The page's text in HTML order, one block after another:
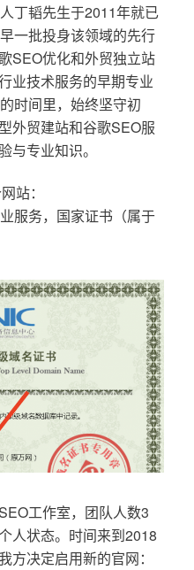
丁韬先生于2011年就已
一批投身该领域的先行
SEO优化和外贸独立站
业技术服务的早期专业
时间里，始终坚守初
外贸建站和谷歌SEO服
与专业知识。
站：
服务，国家证书（属于
工作室，团队人数3
人状态。时间来到2018
方决定启用新的官网：